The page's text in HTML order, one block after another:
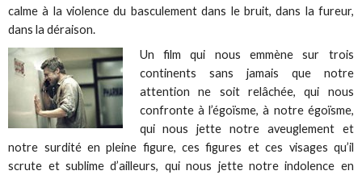
calme à la violence du basculement dans le bruit, dans la fureur,
dans la déraison.
Un film qui nous emmène sur trois
continents sans jamais que notre
attention ne soit relâchée, qui nous
confronte à l’égoïsme, à notre égoïsme,
qui nous jette notre aveuglement et
notre surdité en pleine figure, ces figures et ces visages qu’il
scrute et sublime d’ailleurs, qui nous jette notre indolence en